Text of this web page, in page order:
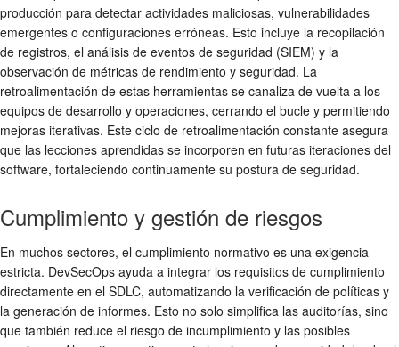
producción para detectar actividades maliciosas, vulnerabilidades
emergentes o configuraciones erróneas. Esto incluye la recopilación
de registros, el análisis de eventos de seguridad (SIEM) y la
observación de métricas de rendimiento y seguridad. La
retroalimentación de estas herramientas se canaliza de vuelta a los
equipos de desarrollo y operaciones, cerrando el bucle y permitiendo
mejoras iterativas. Este ciclo de retroalimentación constante asegura
que las lecciones aprendidas se incorporen en futuras iteraciones del
software, fortaleciendo continuamente su postura de seguridad.
Cumplimiento y gestión de riesgos
En muchos sectores, el cumplimiento normativo es una exigencia
estricta. DevSecOps ayuda a integrar los requisitos de cumplimiento
directamente en el SDLC, automatizando la verificación de políticas y
la generación de informes. Esto no solo simplifica las auditorías, sino
que también reduce el riesgo de incumplimiento y las posibles